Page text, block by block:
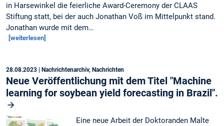
in Harsewinkel die feierliche Award-Ceremony der CLAAS
Stiftung statt, bei der auch Jonathan Voß im Mittelpunkt stand.
Jonathan wurde mit dem…
[weiterlesen]
28.08.2023 | Nachrichtenarchiv, Nachrichten
Neue Veröffentlichung mit dem Titel "Machine
learning for soybean yield forecasting in Brazil".
Eine neue Arbeit der Doktoranden Malte